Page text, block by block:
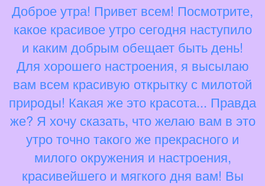
Доброе утра! Привет всем! Посмотрите,
какое красивое утро сегодня наступило
и каким добрым обещает быть день!
Для хорошего настроения, я высылаю
вам всем красивую открытку с милотой
природы! Какая же это красота... Правда
же? Я хочу сказать, что желаю вам в это
утро точно такого же прекрасного и
милого окружения и настроения,
красивейшего и мягкого дня вам! Вы